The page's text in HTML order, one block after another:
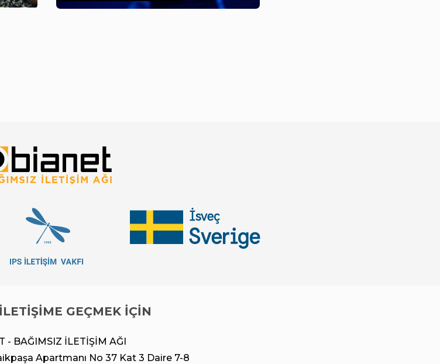
GEÇMEK İÇİN
- BAĞIMSIZ İLETİŞİM AĞI
Apartmanı No 37 Kat 3 Daire 7-8